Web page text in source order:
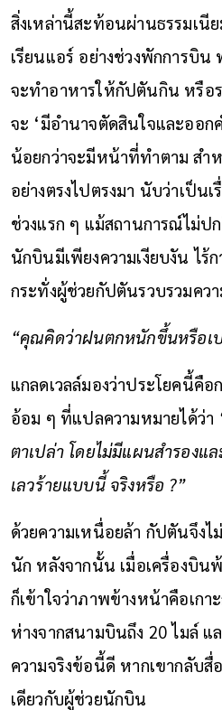
สิ่งเหล่านี้สะท้อนผ่านธรรมเนี
เรียนแอร์ อย่างช่วงพักการบิน
จะทำอาหารให้กัปตันกิน หรือ
จะ ‘มีอำนาจตัดสินใจและออ
น้อยกว่าจะมีหน้าที่ทำตาม สำ
อย่างตรงไปตรงมา นับว่าเป็น
ช่วงแรก ๆ แม้สถานการณ์ไม่ป
นักบินมีเพียงความเงียบงัน ไร้
กระทั่งผู้ช่วยกัปตันรวบรวมควา
“คุณคิดว่าฝนตกหนักขึ้นหรือเ
แกลดเวลล์มองว่าประโยคนี้คื
อ้อม ๆ ที่แปลความหมายได้ว่า
ตาเปล่า โดยไม่มีแผนสำรองแ
เลวร้ายแบบนี้ จริงหรือ ?”
ด้วยความเหนื่อยล้า กัปตันจึงไ
นัก หลังจากนั้น เมื่อเครื่องบิ
ก็เข้าใจว่าภาพข้างหน้าคือเกา
ห่างจากสนามบินถึง 20 ไมล์ แ
ความจริงข้อนี้ดี หากเขากลับสื่
เดียวกับผู้ช่วยนักบิน